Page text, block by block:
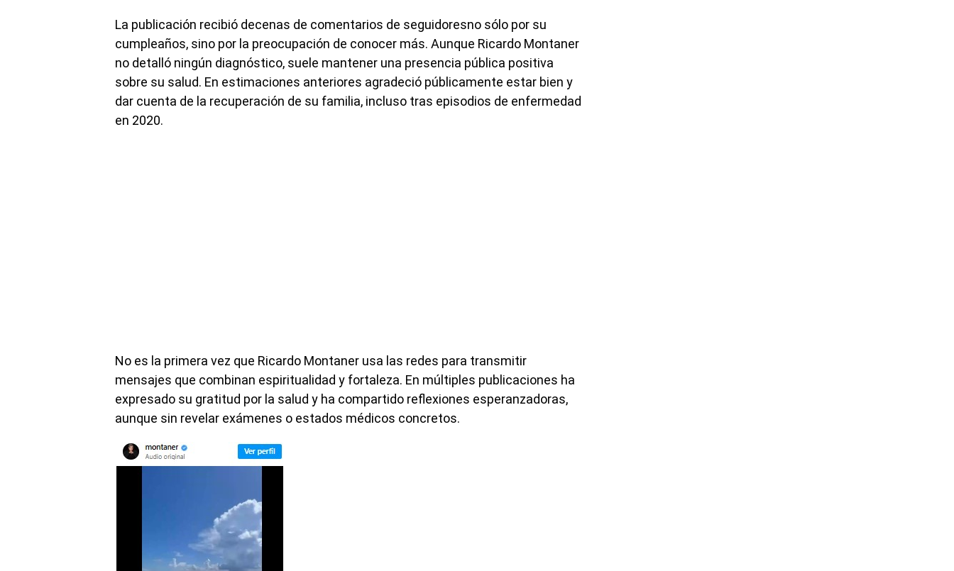
La publicación recibió decenas de comentarios de seguidoresno sólo por su
cumpleaños, sino por la preocupación de conocer más. Aunque Ricardo Montaner
no detalló ningún diagnóstico, suele mantener una presencia pública positiva
sobre su salud. En estimaciones anteriores agradeció públicamente estar bien y
dar cuenta de la recuperación de su familia, incluso tras episodios de enfermedad
en 2020.
No es la primera vez que Ricardo Montaner usa las redes para transmitir
mensajes que combinan espiritualidad y fortaleza. En múltiples publicaciones ha
expresado su gratitud por la salud y ha compartido reflexiones esperanzadoras,
aunque sin revelar exámenes o estados médicos concretos.